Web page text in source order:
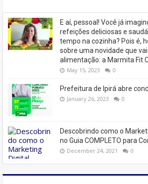
E aí, pessoal! Você já
refeições deliciosas e
tempo na cozinha? Pois é,
sobre uma novidade que
alimentação: a Marmita Fit
May 15, 2023 0
Prefeitura de Ipirá abre
January 26, 2023 0
Descobrindo como o
no Guia COMPLETO para
December 24, 2021 0